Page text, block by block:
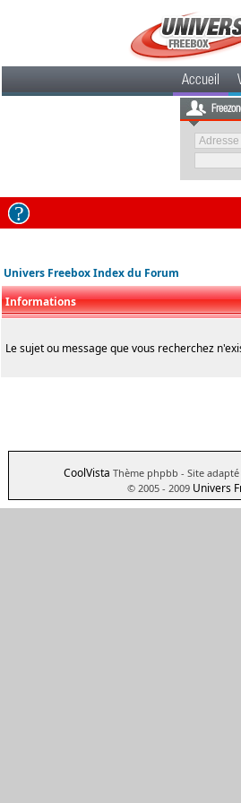
Accueil
Univers Freebox Index du Forum
Informations
Le sujet ou message que vous recherchez
CoolVista Thème phpbb - Site
© 2005 - 2009 Univers